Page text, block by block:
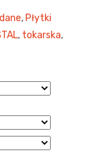
, Płytki
, tokarska,